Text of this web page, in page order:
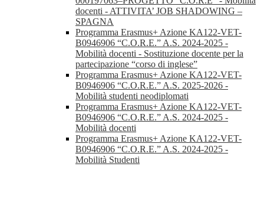
docenti - ATTIVITA’ JOB SHADOWING –
SPAGNA
Programma Erasmus+ Azione KA122-VET-
B0946906 “C.O.R.E.” A.S. 2024-2025 -
Mobilità docenti - Sostituzione docente per la
partecipazione “corso di inglese”
Programma Erasmus+ Azione KA122-VET-
B0946906 “C.O.R.E.” A.S. 2025-2026 -
Mobilità studenti neodiplomati
Programma Erasmus+ Azione KA122-VET-
B0946906 “C.O.R.E.” A.S. 2024-2025 -
Mobilità docenti
Programma Erasmus+ Azione KA122-VET-
B0946906 “C.O.R.E.” A.S. 2024-2025 -
Mobilità Studenti